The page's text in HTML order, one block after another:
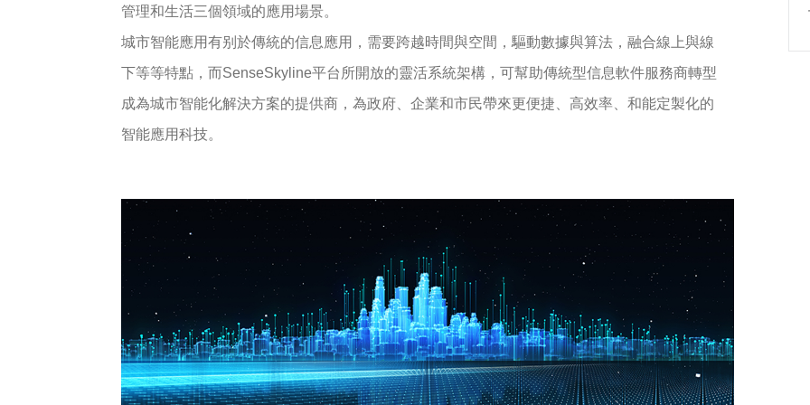
管理和生活三個領域的應用場景。
城市智能應用有别於傳統的信息應用，需要跨越時間與空間，驅動數據與算法，融合線上與線
下等等特點，而SenseSkyline平台所開放的靈活系統架構，可幫助傳統型信息軟件服務商轉型
成為城市智能化解決方案的提供商，為政府、企業和市民帶來更便捷、高效率、和能定製化的
智能應用科技。